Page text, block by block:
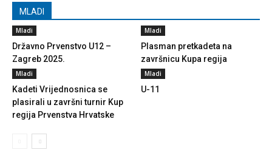
MLADI
Mladi
Državno Prvenstvo U12 –
Zagreb 2025.
Mladi
Plasman pretkadeta na
završnicu Kupa regija
Mladi
Kadeti Vrijednosnica se
plasirali u završni turnir Kup
regija Prvenstva Hrvatske
Mladi
U-11